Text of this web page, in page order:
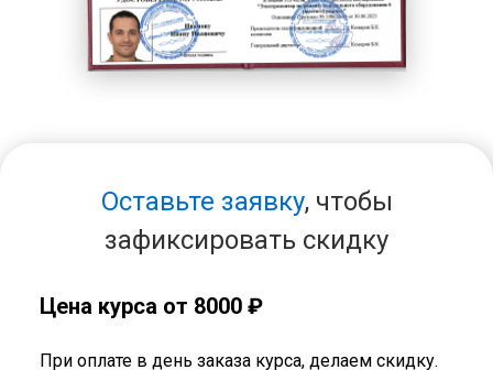
Оставьте заявку, чтобы
зафиксировать скидку
Цена курса от 8000 ₽
При оплате в день заказа курса, делаем скидку.